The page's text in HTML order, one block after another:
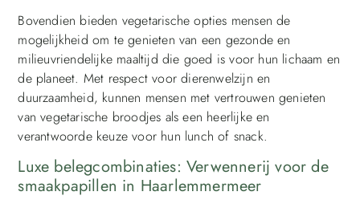
Bovendien bieden vegetarische opties mensen de
mogelijkheid om te genieten van een gezonde en
milieuvriendelijke maaltijd die goed is voor hun lichaam en
de planeet. Met respect voor dierenwelzijn en
duurzaamheid, kunnen mensen met vertrouwen genieten
van vegetarische broodjes als een heerlijke en
verantwoorde keuze voor hun lunch of snack.
Luxe belegcombinaties: Verwennerij voor de
smaakpapillen in Haarlemmermeer